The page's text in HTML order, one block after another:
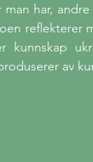
man har,
reflekterer
kunnskap
av